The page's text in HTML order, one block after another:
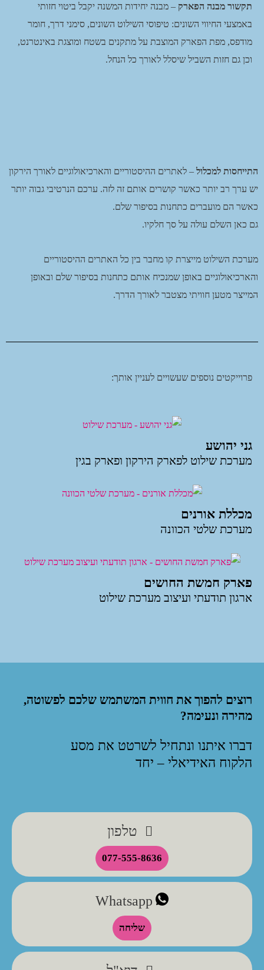
תקשור מבנה הפארק – מבנה יחידות המשנה יקבל ביטוי חזותי
באמצעי החיווי השונים: טיפוסי השילוט השונים, סימני דרך, חומר
מודפס, מפת הפארק המוצבת על מתקנים בשטח ומוצגת באינטרנט,
וכן גם חזות השביל שיסלל לאורך כל הנחל.
התייחסות למכלול – לאתרים ההיסטוריים והארכיאולוגיים לאורך הירקון
יש ערך רב יותר כאשר קושרים אותם זה לזה. ערכם הנרטיבי גבוה יותר
כאשר הם מועברים כתחנות בסיפור שלם.
גם כאן השלם עולה על סך חלקיו.
מערכת השילוט מייצרת קו מחבר בין כל האתרים ההיסטוריים
והארכיאולוגיים באופן שמנכיח אותם כתחנות בסיפור שלם ובאופן
המייצר מטען חוויתי מצטבר לאורך הדרך.
פרוייקטים נוספים שעשויים לעניין אותך:
גני יהושע
מערכת שילוט לפארק הירקון ופארק בגין
מכללת אורנים
מערכת שלטי הכוונה
פארק חמשת החושים
ארגון תודעתי ועיצוב מערכת שילוט
רוצים להפוך את חווית המשתמש שלכם לפשוטה,
מהירה ונעימה?
דברו איתנו ונתחיל לשרטט את מסע
הלקוח האידיאלי – יחד
טלפון
077-555-8636
Whatsapp
שליחה